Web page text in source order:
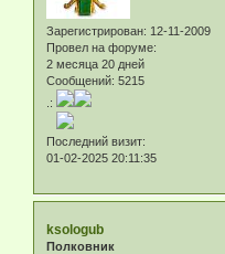
Зарегистрирован: 12-11-2009
Провел на форуме:
2 месяца 20 дней
Сообщений: 5215
.:
Последний визит:
01-02-2025 20:11:35
ksologub
Полковник